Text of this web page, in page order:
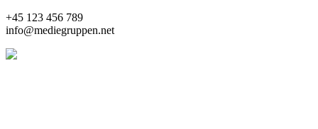
+45 123 456 789
info@mediegruppen.net